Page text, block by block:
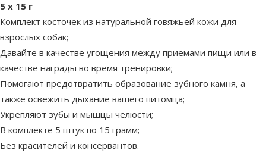
5 x 15 г
Комплект косточек из натуральной говяжьей кожи для
взрослых собак;
Давайте в качестве угощения между приемами пищи или в
качестве награды во время тренировки;
Помогают предотвратить образование зубного камня, а
также освежить дыхание вашего питомца;
Укрепляют зубы и мышцы челюсти;
В комплекте 5 штук по 15 грамм;
Без красителей и консервантов.